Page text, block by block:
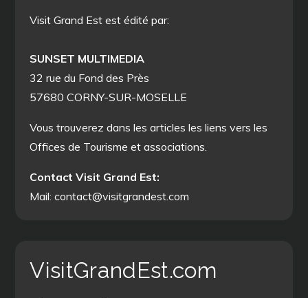
Visit Grand Est est édité par:
SUNSET MULTIMEDIA
32 rue du Fond des Près
57680 CORNY-SUR-MOSELLE
Vous trouverez dans les articles les liens vers les
Offices de Tourisme et associations.
Contact Visit Grand Est:
Mail: contact@visitgrandest.com
VisitGrandEst.com